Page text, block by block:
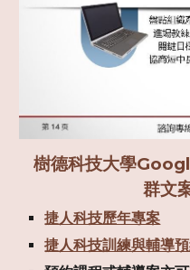
樹德科技大學
群文
捷人科技歷年專案
捷人科技訓練與輔導